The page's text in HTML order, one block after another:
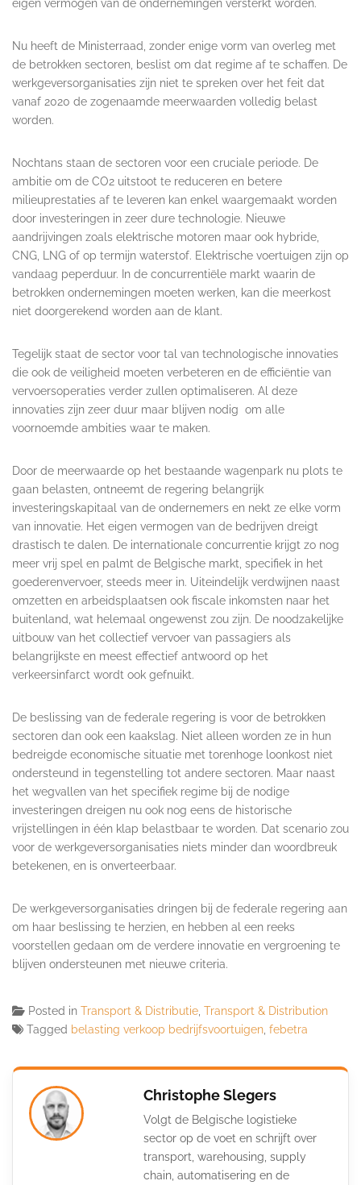
eigen vermogen van de ondernemingen versterkt worden.
Nu heeft de Ministerraad, zonder enige vorm van overleg met
de betrokken sectoren, beslist om dat regime af te schaffen. De
werkgeversorganisaties zijn niet te spreken over het feit dat
vanaf 2020 de zogenaamde meerwaarden volledig belast
worden.
Nochtans staan de sectoren voor een cruciale periode. De
ambitie om de CO2 uitstoot te reduceren en betere
milieuprestaties af te leveren kan enkel waargemaakt worden
door investeringen in zeer dure technologie. Nieuwe
aandrijvingen zoals elektrische motoren maar ook hybride,
CNG, LNG of op termijn waterstof. Elektrische voertuigen zijn op
vandaag peperduur. In de concurrentiële markt waarin de
betrokken ondernemingen moeten werken, kan die meerkost
niet doorgerekend worden aan de klant.
Tegelijk staat de sector voor tal van technologische innovaties
die ook de veiligheid moeten verbeteren en de efficiëntie van
vervoersoperaties verder zullen optimaliseren. Al deze
innovaties zijn zeer duur maar blijven nodig om alle
voornoemde ambities waar te maken.
Door de meerwaarde op het bestaande wagenpark nu plots te
gaan belasten, ontneemt de regering belangrijk
investeringskapitaal van de ondernemers en nekt ze elke vorm
van innovatie. Het eigen vermogen van de bedrijven dreigt
drastisch te dalen. De internationale concurrentie krijgt zo nog
meer vrij spel en palmt de Belgische markt, specifiek in het
goederenvervoer, steeds meer in. Uiteindelijk verdwijnen naast
omzetten en arbeidsplaatsen ook fiscale inkomsten naar het
buitenland, wat helemaal ongewenst zou zijn. De noodzakelijke
uitbouw van het collectief vervoer van passagiers als
belangrijkste en meest effectief antwoord op het
verkeersinfarct wordt ook gefnuikt.
De beslissing van de federale regering is voor de betrokken
sectoren dan ook een kaakslag. Niet alleen worden ze in hun
bedreigde economische situatie met torenhoge loonkost niet
ondersteund in tegenstelling tot andere sectoren. Maar naast
het wegvallen van het specifiek regime bij de nodige
investeringen dreigen nu ook nog eens de historische
vrijstellingen in één klap belastbaar te worden. Dat scenario zou
voor de werkgeversorganisaties niets minder dan woordbreuk
betekenen, en is onverteerbaar.
De werkgeversorganisaties dringen bij de federale regering aan
om haar beslissing te herzien, en hebben al een reeks
voorstellen gedaan om de verdere innovatie en vergroening te
blijven ondersteunen met nieuwe criteria.
Posted in Transport & Distributie Transport & Distribution
Tagged belasting verkoop bedrijfsvoortuigen febetra
Christophe Slegers
Volgt de Belgische logistieke
sector op de voet en schrijft over
transport, warehousing, supply
chain, automatisering en de